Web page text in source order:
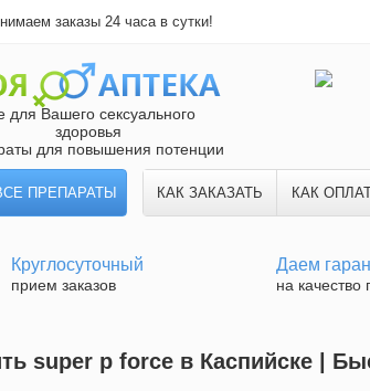
заказы 24 часа в сутки!
для Вашего сексуального
здоровья
для повышения потенции
ПРЕПАРАТЫ КАК ЗАКАЗАТЬ КАК
Круглосуточный
прием заказов
Даем
на качество
super p force в Каспийске |